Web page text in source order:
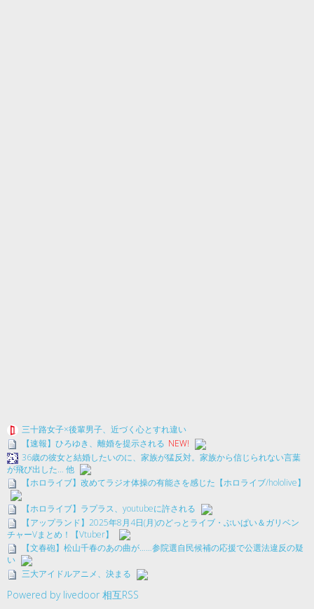
三十路女子×後輩男子、近づく心とすれ違い
【速報】ひろゆき、離婚を提示される NEW!
36歳の彼女と結婚したいのに、家族が猛反対。家族から信じられない言葉
が飛び出した… 他
【ホロライブ】改めてラジオ体操の有能さを感じた【ホロライブ/hololive】
【ホロライブ】ラプラス、youtubeに許される
【アップランド】2025年8月4日(月)のどっとライブ・ぶいぱい＆ガリベン
チャーVまとめ！【Vtuber】
【文春砲】松山千春のあの曲が……参院選自民候補の応援で公選法違反の疑
い
三大アイドルアニメ、決まる
Powered by livedoor 相互RSS